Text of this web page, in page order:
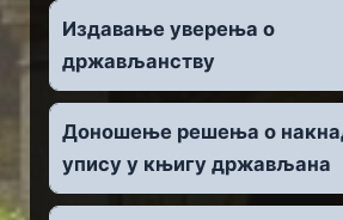
Издавање уверења о
држављанству
Доношење решења о
упису у књигу држављана